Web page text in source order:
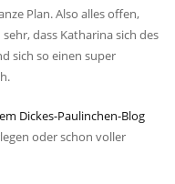
Plan. Also alles offen,
dass Katharina sich des
sich so einen super
Dickes-Paulinchen-Blog
oder schon voller